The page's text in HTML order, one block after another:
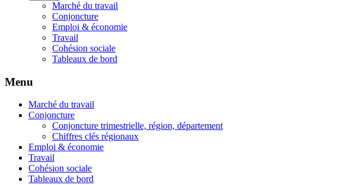
Marché du travail
Conjoncture
Emploi & économie
Travail
Cohésion sociale
Tableaux de bord
Menu
Marché du travail
Conjoncture
Conjoncture trimestrielle, région, département
Chiffres clés régionaux
Emploi & économie
Travail
Cohésion sociale
Tableaux de bord